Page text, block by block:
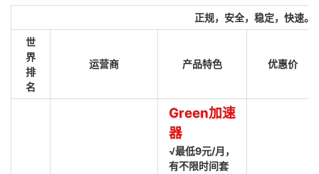
正规，安全，稳定，快速。
世
界
排
名
运营商 产品特色 优惠价
Green加速
器
√最低9元/月，
有不限时间套